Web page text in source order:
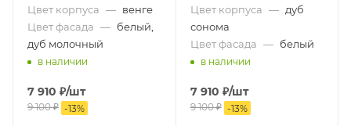
Цвет корпуса — венге
Цвет фасада — белый,
дуб молочный
в наличии
7 910 ₽/шт
9 100₽ -13%
Цвет корпуса — дуб
сонома
Цвет фасада — белый
в наличии
7 910 ₽/шт
9 100₽ -13%